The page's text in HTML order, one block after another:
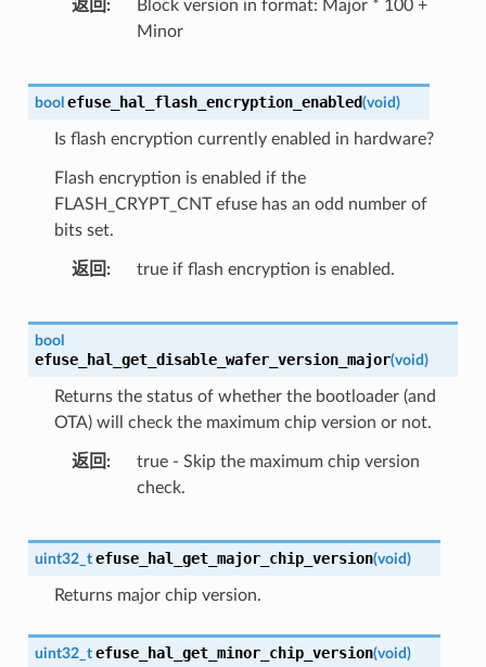
返回
Block version in format: Major * 100 +
Minor
bool efuse_hal_flash_encryption_enabled(void)
Is flash encryption currently enabled in hardware?
Flash encryption is enabled if the
FLASH_CRYPT_CNT efuse has an odd number of
bits set.
返回 true if flash encryption is enabled.
bool
efuse_hal_get_disable_wafer_version_major(void)
Returns the status of whether the bootloader (and
OTA) will check the maximum chip version or not.
返回
true - Skip the maximum chip version
check.
uint32_t efuse_hal_get_major_chip_version(void)
Returns major chip version.
uint32_t efuse_hal_get_minor_chip_version(void)